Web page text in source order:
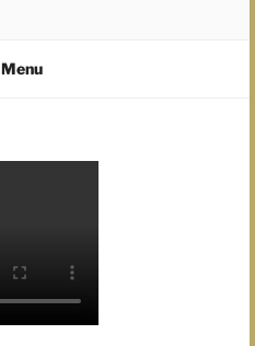
Menu